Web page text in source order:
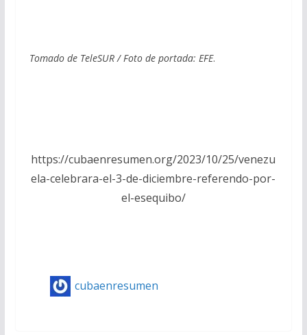
Tomado de TeleSUR / Foto de portada: EFE.
https://cubaenresumen.org/2023/10/25/venezu
ela-celebrara-el-3-de-diciembre-referendo-por-
el-esequibo/
cubaenresumen